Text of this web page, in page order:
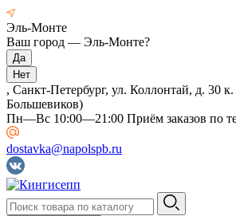
Эль-Монте
Ваш город — Эль-Монте?
, Санкт-Петербург, ул. Коллонтай, д. 30
Большевиков)
Пн—Вс 10:00—21:00 Приём заказов по
dostavka@napolspb.ru